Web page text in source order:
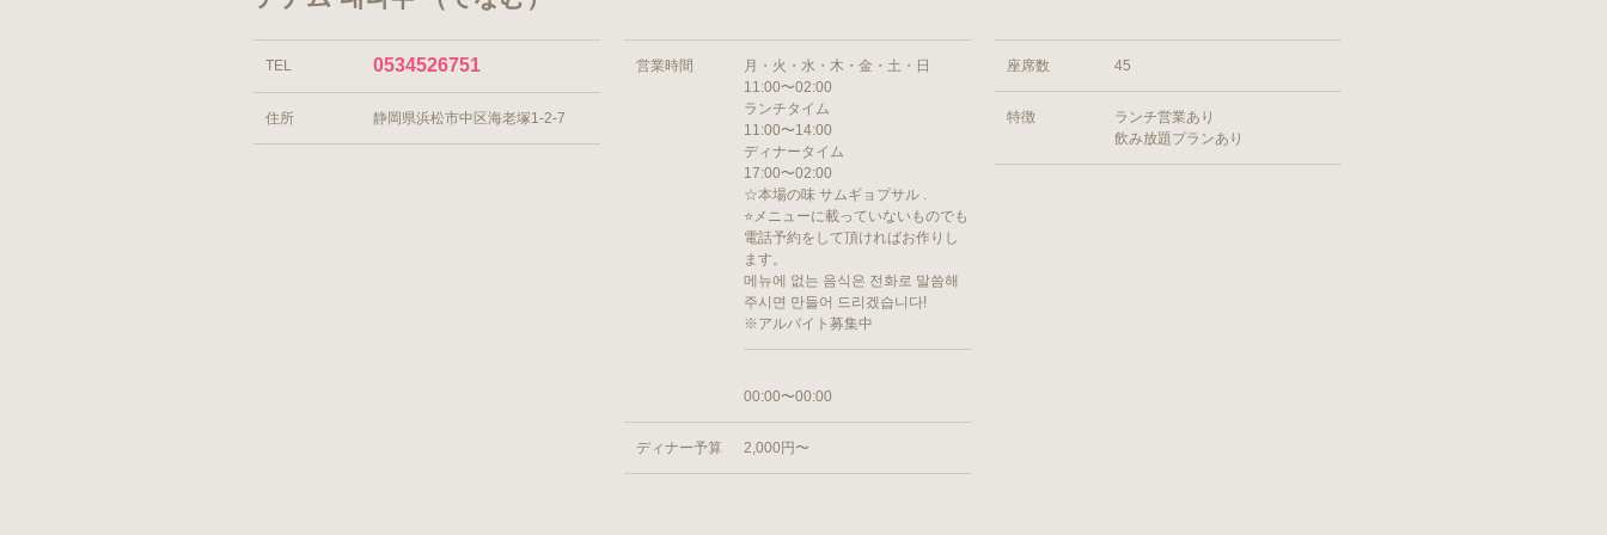
TEL 0534526751
住所 静岡県浜松市中区海老塚1-2-7
営業時間
月・火・水・木・金・土・日
11:00〜02:00
ランチタイム
11:00〜14:00
ディナータイム
17:00〜02:00
☆本場の味 サムギョプサル .
⭐️メニューに載っていないものでも
電話予約をして頂ければお作りし
ます。
메뉴에 없는 음식은 전화로 말씀해
주시면 만들어 드리겠습니다!
※アルバイト募集中
00:00〜00:00
ディナー予算 2,000円〜
座席数 45
特徴
ランチ営業あり
飲み放題プランあり